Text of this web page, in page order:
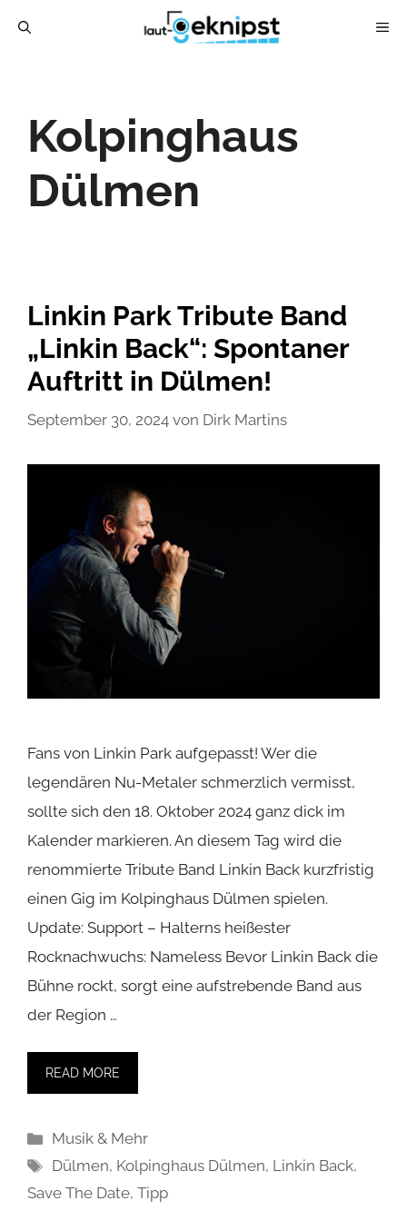
Kolpinghaus
Dülmen
Linkin Park Tribute Band
„Linkin Back“: Spontaner
Auftritt in Dülmen!
September 30, 2024 von Dirk Martins
Fans von Linkin Park aufgepasst! Wer die
legendären Nu-Metaler schmerzlich vermisst,
sollte sich den 18. Oktober 2024 ganz dick im
Kalender markieren. An diesem Tag wird die
renommierte Tribute Band Linkin Back kurzfristig
einen Gig im Kolpinghaus Dülmen spielen.
Update: Support – Halterns heißester
Rocknachwuchs: Nameless Bevor Linkin Back die
Bühne rockt, sorgt eine aufstrebende Band aus
der Region …
READ MORE
Kategorien
Musik & Mehr
Schlagwörter
Dülmen, Kolpinghaus Dülmen, Linkin Back,
Save The Date, Tipp